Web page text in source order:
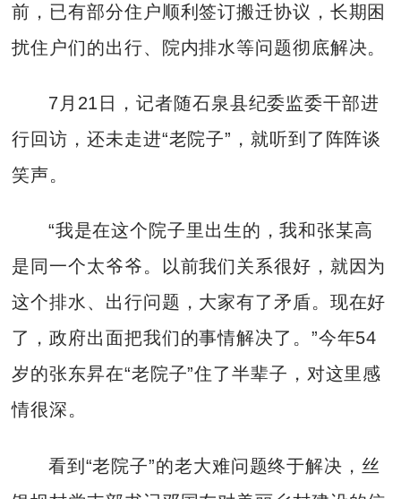
前，已有部分住户顺利签订搬迁协议，长期困
扰住户们的出行、院内排水等问题彻底解决。
7月21日，记者随石泉县纪委监委干部进
行回访，还未走进“老院子”，就听到了阵阵谈
笑声。
“我是在这个院子里出生的，我和张某高
是同一个太爷爷。以前我们关系很好，就因为
这个排水、出行问题，大家有了矛盾。现在好
了，政府出面把我们的事情解决了。”今年54
岁的张东昇在“老院子”住了半辈子，对这里感
情很深。
看到“老院子”的老大难问题终于解决，丝